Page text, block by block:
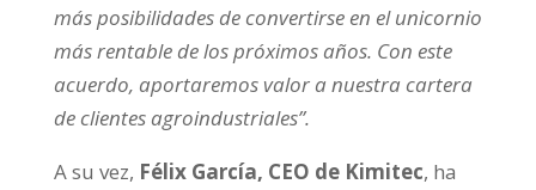
más posibilidades de convertirse en el unicornio
más rentable de los próximos años. Con este
acuerdo, aportaremos valor a nuestra cartera
de clientes agroindustriales”.
A su vez, Félix García, CEO de Kimitec, ha